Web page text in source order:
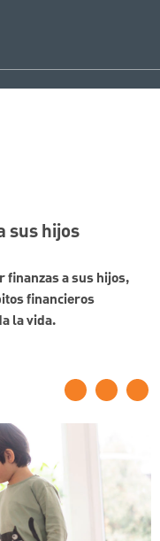
sus hijos
finanzas a sus hijos,
financieros
la vida.